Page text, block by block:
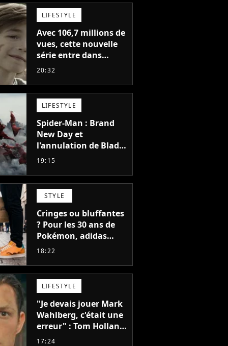
LIFESTYLE
Avec 106,7 millions de
vues, cette nouvelle
série entre dans
l'histoire de Netflix en
20:32
LIFESTYLE
Spider-Man : Brand
New Day et
l'annulation de Blade
montrent que Marvel
faire quoi que ce soit
de simple
19:15
STYLE
Cringes ou bluffantes
? Pour les 30 ans de
Pokémon, adidas
dévoile une énorme
et je ne sais pas quoi
en penser
18:22
LIFESTYLE
"Je devais jouer Mark
Wahlberg, c'était une
erreur" : Tom Holland,
la star de Spider-Man,
17:24